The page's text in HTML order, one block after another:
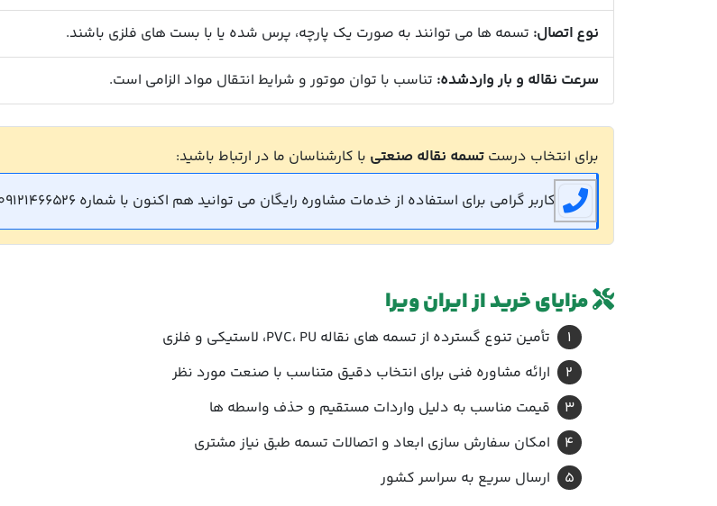
نوع اتصال: تسمه ها می توانند به صورت یک پارچه، پرس شده یا با بست های فلزی باشند.
سرعت نقاله و بار واردشده: تناسب با توان موتور و شرایط انتقال مواد الزامی است.
برای انتخاب درست تسمه نقاله صنعتی با کارشناسان ما در ارتباط باشید:
کاربر گرامی برای استفاده از خدمات مشاوره رایگان می توانید هم اکنون با شماره 09121466526 تماس حاصل فرمایید.
مزایای خرید از ایران ویرا
تأمین تنوع گسترده از تسمه های نقاله PVC، PU، لاستیکی و فلزی
ارائه مشاوره فنی برای انتخاب دقیق متناسب با صنعت مورد نظر
قیمت مناسب به دلیل واردات مستقیم و حذف واسطه ها
امکان سفارش سازی ابعاد و اتصالات تسمه طبق نیاز مشتری
ارسال سریع به سراسر کشور